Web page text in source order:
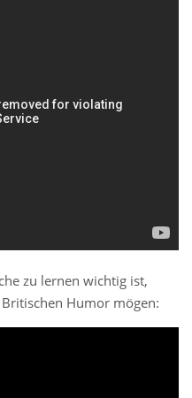
zu lernen wichtig ist,
Humor mögen: